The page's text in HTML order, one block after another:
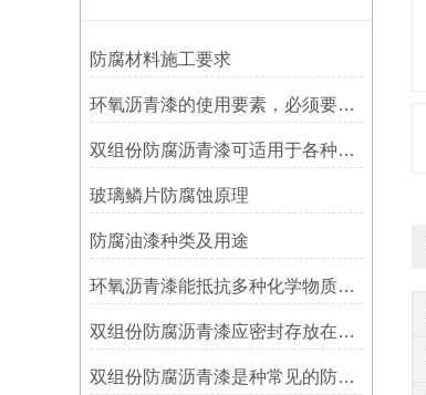
防腐材料施工要求
环氧沥青漆的使用要素，必须要知道！
双组份防腐沥青漆可适用于各种材质的表面处理
玻璃鳞片防腐蚀原理
防腐油漆种类及用途
环氧沥青漆能抵抗多种化学物质的侵蚀
双组份防腐沥青漆应密封存放在阴凉、通风的地方
双组份防腐沥青漆是种常见的防腐涂料